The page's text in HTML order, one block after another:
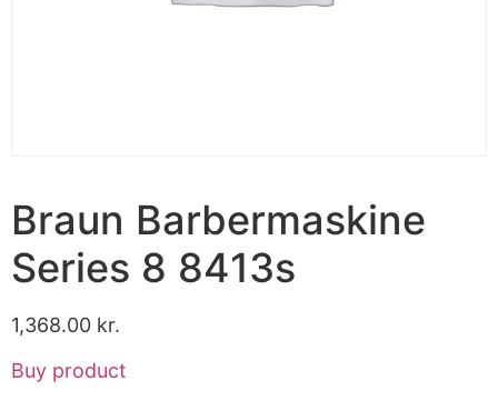
Braun Barbermaskine
Series 8 8413s
1,368.00 kr.
Buy product